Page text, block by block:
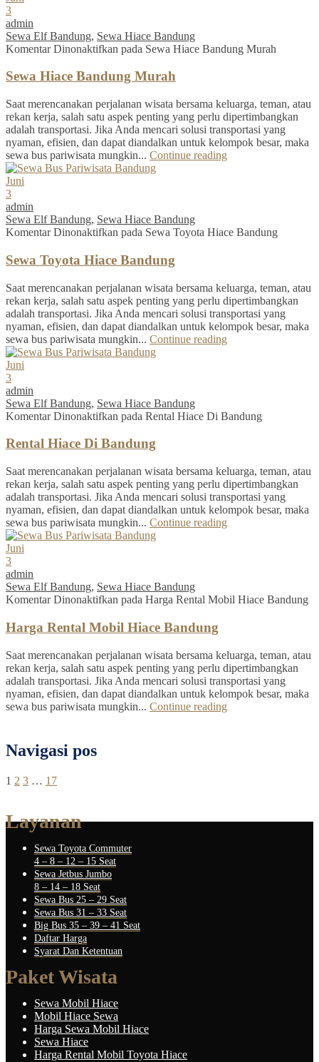
3
admin
Sewa Elf Bandung, Sewa Hiace Bandung
Komentar Dinonaktifkan pada Sewa Hiace Bandung Murah
Sewa Hiace Bandung Murah
Saat merencanakan perjalanan wisata bersama keluarga, teman, atau
rekan kerja, salah satu aspek penting yang perlu dipertimbangkan
adalah transportasi. Jika Anda mencari solusi transportasi yang
nyaman, efisien, dan dapat diandalkan untuk kelompok besar, maka
sewa bus pariwisata mungkin... Continue reading
Juni
3
admin
Sewa Elf Bandung, Sewa Hiace Bandung
Komentar Dinonaktifkan pada Sewa Toyota Hiace Bandung
Sewa Toyota Hiace Bandung
Saat merencanakan perjalanan wisata bersama keluarga, teman, atau
rekan kerja, salah satu aspek penting yang perlu dipertimbangkan
adalah transportasi. Jika Anda mencari solusi transportasi yang
nyaman, efisien, dan dapat diandalkan untuk kelompok besar, maka
sewa bus pariwisata mungkin... Continue reading
Juni
3
admin
Sewa Elf Bandung, Sewa Hiace Bandung
Komentar Dinonaktifkan pada Rental Hiace Di Bandung
Rental Hiace Di Bandung
Saat merencanakan perjalanan wisata bersama keluarga, teman, atau
rekan kerja, salah satu aspek penting yang perlu dipertimbangkan
adalah transportasi. Jika Anda mencari solusi transportasi yang
nyaman, efisien, dan dapat diandalkan untuk kelompok besar, maka
sewa bus pariwisata mungkin... Continue reading
Juni
3
admin
Sewa Elf Bandung, Sewa Hiace Bandung
Komentar Dinonaktifkan pada Harga Rental Mobil Hiace Bandung
Harga Rental Mobil Hiace Bandung
Saat merencanakan perjalanan wisata bersama keluarga, teman, atau
rekan kerja, salah satu aspek penting yang perlu dipertimbangkan
adalah transportasi. Jika Anda mencari solusi transportasi yang
nyaman, efisien, dan dapat diandalkan untuk kelompok besar, maka
sewa bus pariwisata mungkin... Continue reading
Navigasi pos
1 2 3 … 17
Layanan
Sewa Toyota Commuter
4 – 8 – 12 – 15 Seat
Sewa Jetbus Jumbo
8 – 14 – 18 Seat
Sewa Bus 25 – 29 Seat
Sewa Bus 31 – 33 Seat
Big Bus 35 – 39 – 41 Seat
Daftar Harga
Syarat Dan Ketentuan
Paket Wisata
Sewa Mobil Hiace
Mobil Hiace Sewa
Harga Sewa Mobil Hiace
Sewa Hiace
Harga Rental Mobil Toyota Hiace